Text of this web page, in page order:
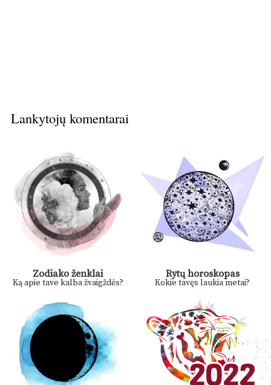
Lankytojų komentarai
Zodiako ženklai
Ką apie tave kalba žvaigždės?
Rytų horoskopas
Kokie tavęs laukia metai?